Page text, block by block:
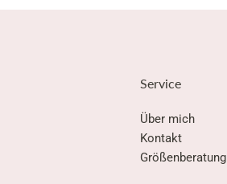
Service
Über mich
Kontakt
Größenberatung